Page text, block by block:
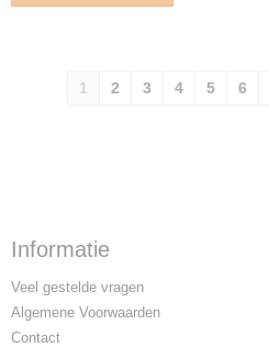
1 2 3 4 5 6
Informatie
Veel gestelde vragen
Algemene Voorwaarden
Contact